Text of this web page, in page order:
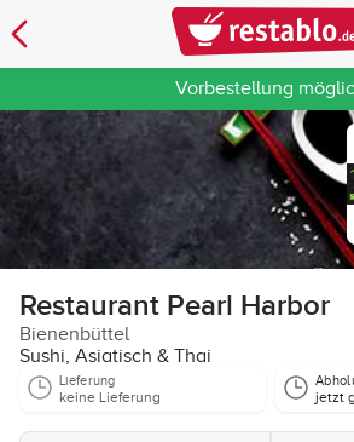
Vorbestellung
Restaurant Pearl Harbor
Bienenbüttel
Sushi, Asiatisch & Thai
Lieferung
keine Lieferung jetzt